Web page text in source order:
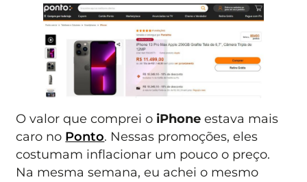
O valor que comprei o iPhone estava mais
caro no Ponto. Nessas promoções, eles
costumam inflacionar um pouco o preço.
Na mesma semana, eu achei o mesmo